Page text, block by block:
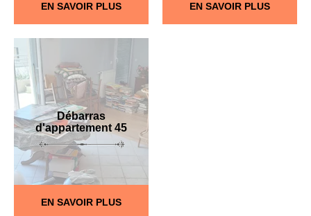
EN SAVOIR PLUS EN SAVOIR PLUS
Débarras
d'appartement 45
EN SAVOIR PLUS